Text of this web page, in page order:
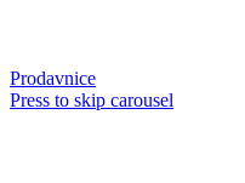
Prodavnice
Press to skip carousel